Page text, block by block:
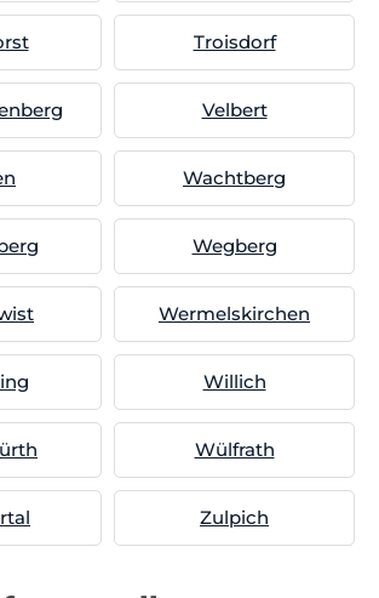
Troisdorf
Velbert
Wachtberg
Wegberg
Wermelskirchen
Willich
Wülfrath
Zulpich